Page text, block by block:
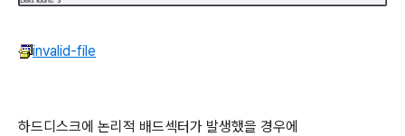
invalid-file
하드디스크에 논리적 배드섹터가 발생했을 경우에